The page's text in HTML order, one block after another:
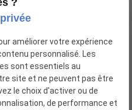
?
améliorer votre expérience
personnalisé. Les
sont essentiels au
site et ne peuvent pas être
le choix d'activer ou de
de performance et